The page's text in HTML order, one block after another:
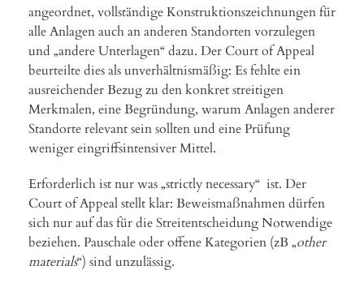
angeordnet, vollständige Konstruktionszeichnungen für
alle Anlagen auch an anderen Standorten vorzulegen
und „andere Unterlagen“ dazu. Der Court of Appeal
beurteilte dies als unverhältnismäßig: Es fehlte ein
ausreichender Bezug zu den konkret streitigen
Merkmalen, eine Begründung, warum Anlagen anderer
Standorte relevant sein sollten und eine Prüfung
weniger eingriffsintensiver Mittel.
Erforderlich ist nur was „strictly necessary“ ist. Der
Court of Appeal stellt klar: Beweismaßnahmen dürfen
sich nur auf das für die Streitentscheidung Notwendige
beziehen. Pauschale oder offene Kategorien (zB „other
materials“) sind unzulässig.